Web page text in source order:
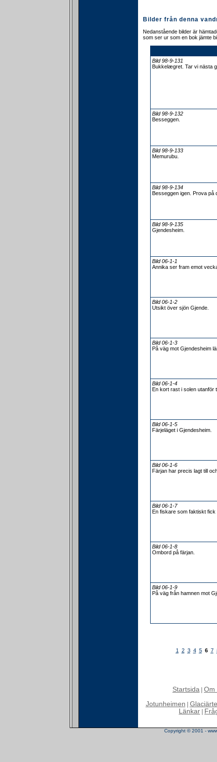
Bilder från denna
Nedanstående bilder är
som ser ur som en bok jämte
Bild 98-9-131
Bukkelægret. Tar vi nästa
Bild 98-9-132
Besseggen.
Bild 98-9-133
Memurubu.
Bild 98-9-134
Besseggen igen. Prova på
Bild 98-9-135
Gjendesheim.
Bild 06-1-1
Annika ser fram emot
Bild 06-1-2
Utsikt över sjön Gjende.
Bild 06-1-3
På väg mot Gjendesheim
Bild 06-1-4
En kort rast i solen utanför
Bild 06-1-5
Färjeläget i Gjendesheim.
Bild 06-1-6
Färjan har precis lagt till
Bild 06-1-7
En fiskare som faktiskt fick
Bild 06-1-8
Ombord på färjan.
Bild 06-1-9
På väg från hamnen mot
1 2 3 4 5 6 7
Startsida Om
Jotunheimen
Länkar
Copyright © 2001 -